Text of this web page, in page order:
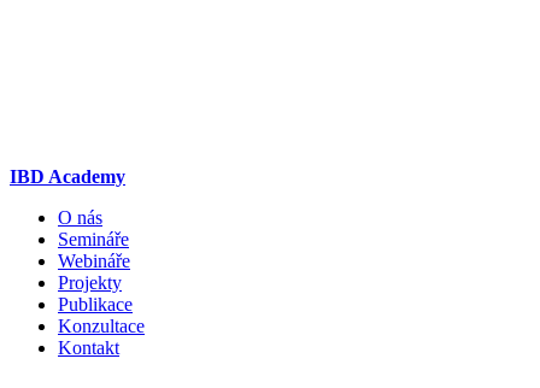
IBD Academy
O nás
Semináře
Webináře
Projekty
Publikace
Konzultace
Kontakt